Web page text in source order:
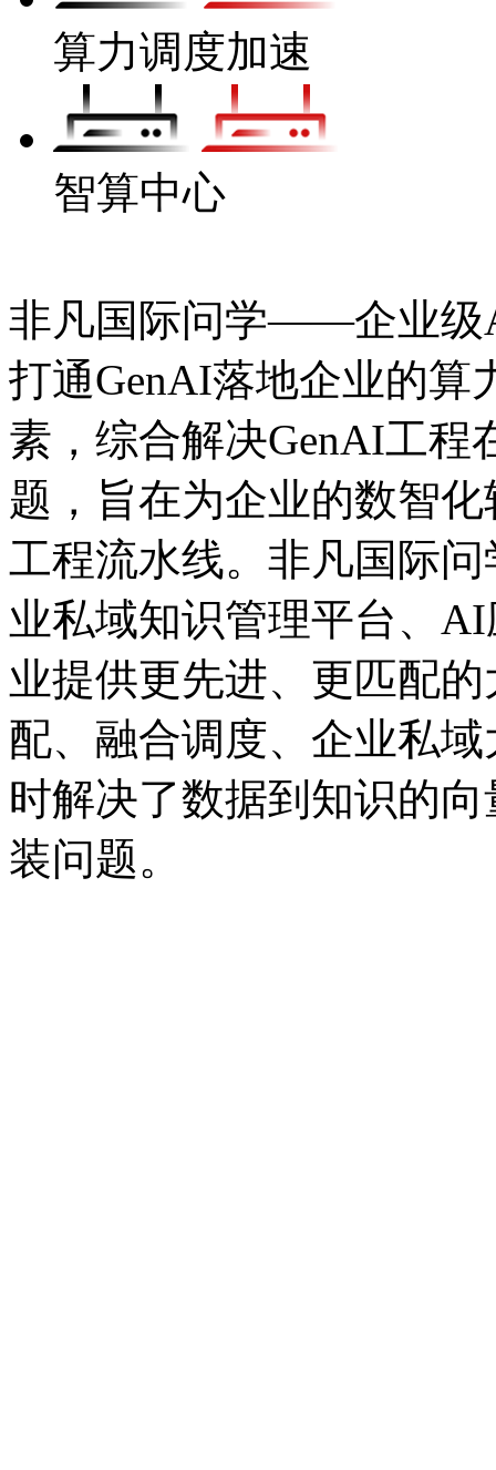
算力调度加速
智算中心
非凡国际问学——企业级
打通GenAI落地企业的算力
素，综合解决GenAI工程在
题，旨在为企业的数
工程流水线。非凡国际问
业私域知识管理平台、
业提供更先进、更匹配
配、融合调度、企业
时解决了数据到知识的
装问题。